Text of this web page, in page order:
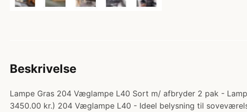
Beskrivelse
Lampe Gras 204 Væglampe L40 Sort m/ afbryder 2 pak -
3450.00 kr.) 204 Væglampe L40 - Ideel belysning til